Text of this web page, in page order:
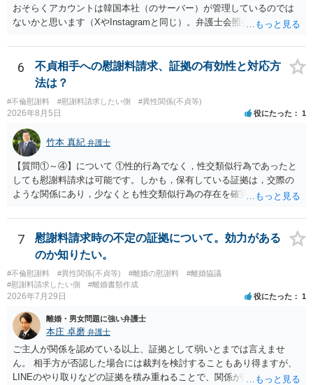
おそらくアカウントは韓国本社（のサーバー）が管理しているのでは
ないかと思います（XやInstagramと同じ）。弁護士会照会は日本法に
対する照会は基本的にできないと解されています（弁護士会によって
は例外的に認める扱いもありますが、かなり限定されているので一般
的ではないでしょう）。もし韓国本社がアカウント管理をしているな
ら、日本法人へ送っても「ウチでは管理していない」という回答にな
ります。 個人で直接他人のID情報の開示を求めても拒否されるでしょ
6
不貞相手への慰謝料請求、証拠の有効性と対応方
法は？
#不倫慰謝料 #慰謝料請求したい側 #異性関係(不貞等)
2026年8月5日 役にたった 1
竹本 真紀 弁護士
【質問①～④】について ①性的行為でなく，性交類似行為であったと
しても慰謝料請求は可能です。しかも，保有している証拠は，交際の
ような関係にあり，少なくとも性交類似行為の存在を確実に証明でき
ことを窺わせるものです。）。ですから，慰謝料請求を進めることで
よいと思います。 ただ．慰謝料額については，婚姻破綻に至っていな
いとして，この点を考慮されることになるかもしれません。 ②夫との
今後のことを考えて書いてもらうか否かを検討するのがよいと思いま
す。今ある証拠以上のことを証明（証明力を強めることも含む）でき
るのであれば，前向きに検討を進めるという考え方でもよいでしょ
値と夫との関係との均衡のように思います。 ③行政書士に委任をして
いるのであれば，どのような内容の委任なのか不明ですが，その行政
書士との協議になると思います。請求するか，訴訟にするか，その点
の見極めや，相手方は性交類似行為は認めているのか，それさえも否
定しているのかによって，考え方・進め方は変わってくると思いま
7
慰謝料請求時の不定の証拠について。効力がある
のか知りたい。
#不倫慰謝料 #異性関係(不貞等) #離婚の慰謝料
#離婚協議
#慰謝料請求したい側
#離婚書類作成
2026年7月29日 役にたった 1
離婚・男女問題に強い弁護士
本庄 卓磨 弁護士
ご主人が関係を認めている以上、証拠として弱いとまでは言えませ
ん。 相手方が否認した場合には裁判を検討することもあり得ますが、
LINEのやり取りなどの証拠を積み重ねることで、関係が認定される余